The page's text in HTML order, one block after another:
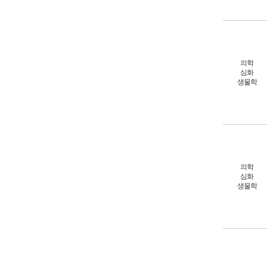
의학
심화
생물학
의학
심화
생물학